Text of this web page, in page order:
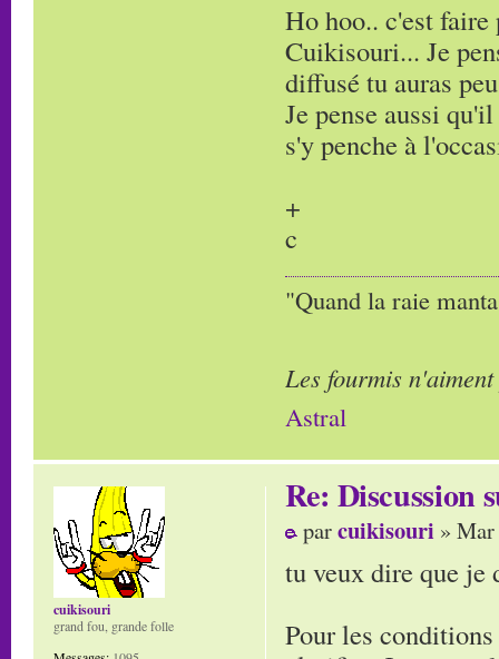
Ho hoo.. c'est faire
Cuikisouri... Je
diffusé tu auras
Je pense aussi
s'y penche à
+
c
"Quand la raie
Les fourmis
Astral
Re: Discussion
parcuikisouri »
tu veux dire que je
Pour les
cuikisouri
grand fou, grande folle